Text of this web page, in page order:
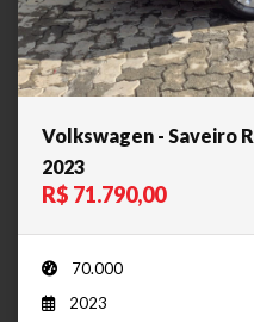
Volkswagen - Saveiro
2023
R$ 71.790,00
70.000
2023